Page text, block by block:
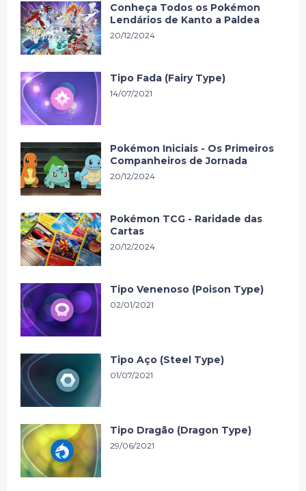
Conheça Todos os Pokémon
Lendários de Kanto a Paldea
20/12/2024
Tipo Fada (Fairy Type)
14/07/2021
Pokémon Iniciais - Os Primeiros
Companheiros de Jornada
20/12/2024
Pokémon TCG - Raridade das
Cartas
20/12/2024
Tipo Venenoso (Poison Type)
02/01/2021
Tipo Aço (Steel Type)
01/07/2021
Tipo Dragão (Dragon Type)
29/06/2021